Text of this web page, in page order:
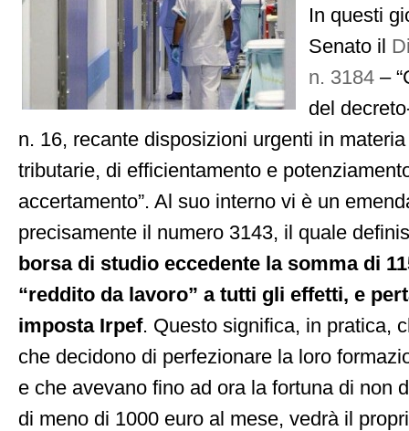
In questi
Senato il
n. 3184 –
del
n. 16, recante disposizioni urgenti in
tributarie, di efficientamento e
accertamento”. Al suo interno vi è un
precisamente il numero 3143, il quale
borsa di studio eccedente la somma di
“reddito da lavoro” a tutti gli effetti, e
imposta Irpef. Questo significa, in pratica,
che decidono di perfezionare la loro
e che avevano fino ad ora la fortuna di non
di meno di 1000 euro al mese, vedrà il